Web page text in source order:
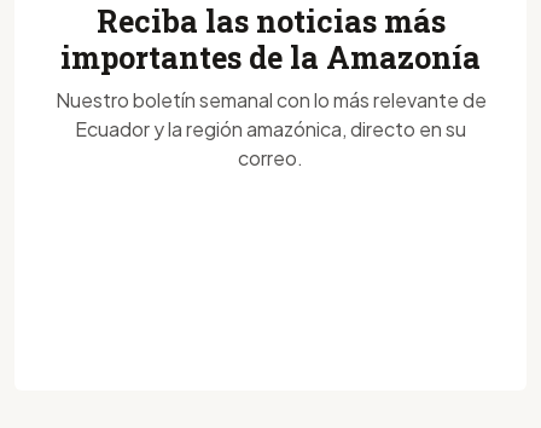
Reciba las noticias más
importantes de la Amazonía
Nuestro boletín semanal con lo más relevante de
Ecuador y la región amazónica, directo en su
correo.